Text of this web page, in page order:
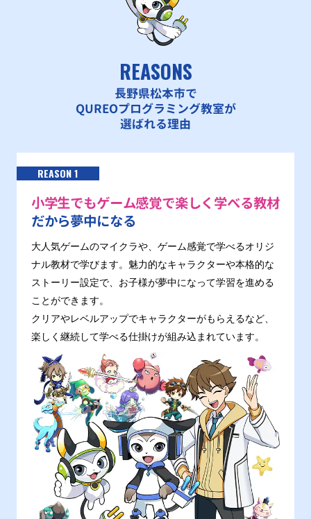
REASONS
長野県松本市で
QUREOプログラミング教室が
選ばれる理由
REASON 1
小学生でもゲーム感覚で楽しく学べる教材
だから夢中になる
大人気ゲームのマイクラや、ゲーム感覚で学べるオリジ
ナル教材で学びます。魅力的なキャラクターや本格的な
ストーリー設定で、お子様が夢中になって学習を進める
ことができます。
クリアやレベルアップでキャラクターがもらえるなど、
楽しく継続して学べる仕掛けが組み込まれています。